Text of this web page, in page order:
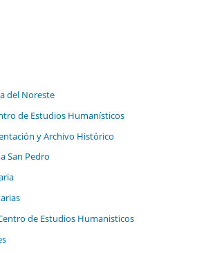
del Noreste
de Estudios Humanísticos
y Archivo Histórico
San Pedro
de Estudios Humanisticos